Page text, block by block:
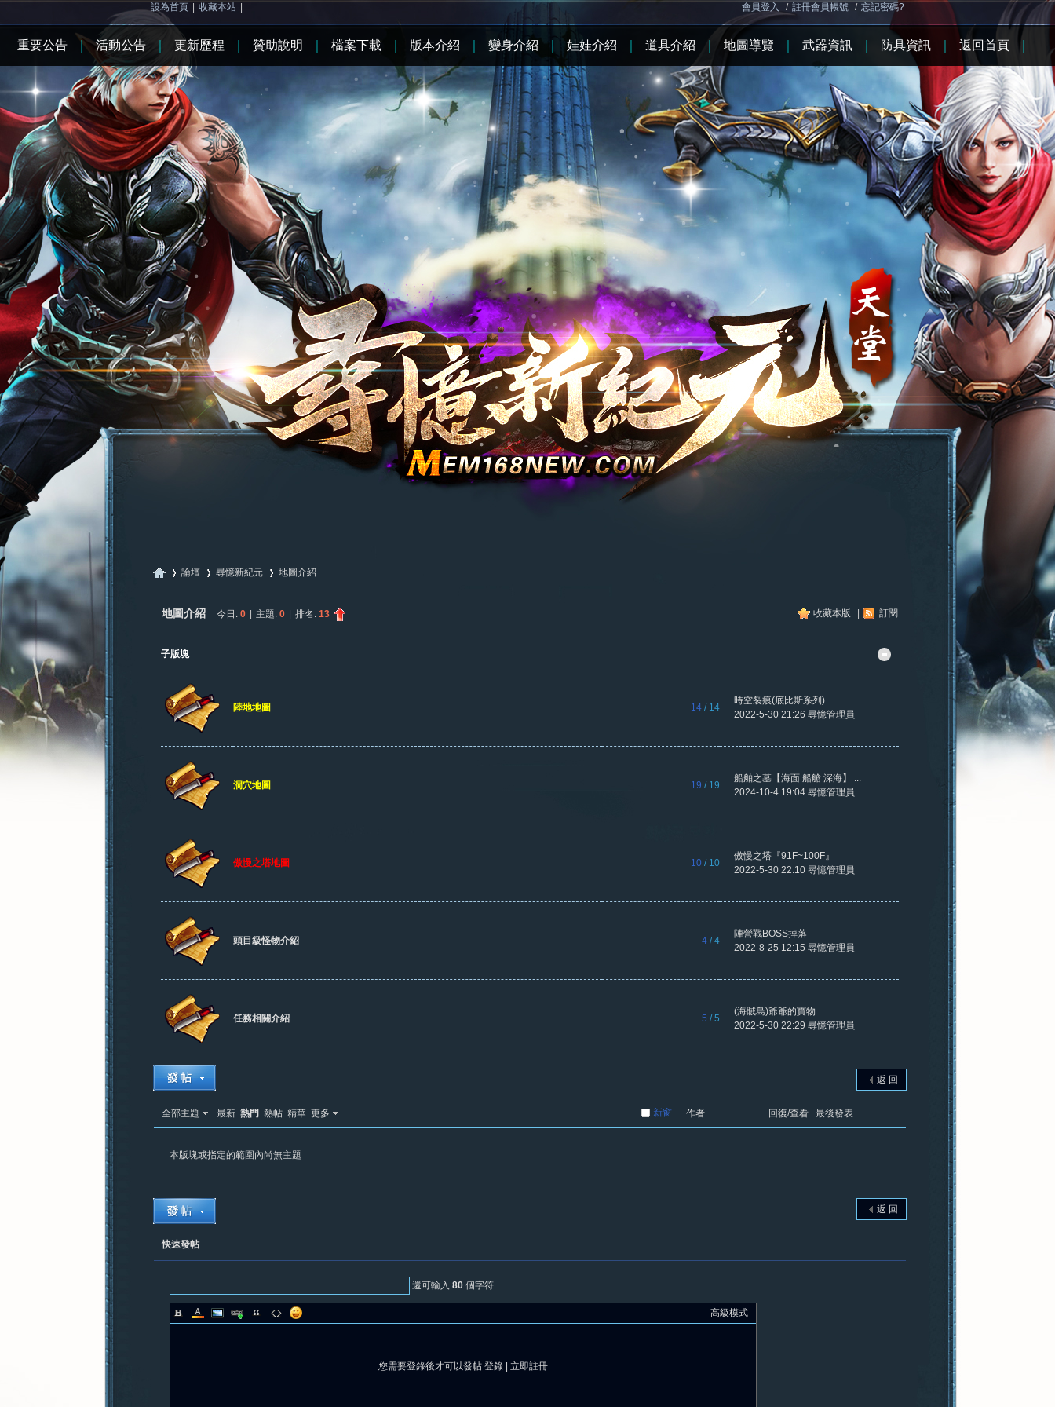
設為首頁 收藏本站 會員登入 / 註冊會員帳號 / 忘記密碼?
紀
論壇 尋憶新紀元 地圖介紹
收藏本版 訂閱
地圖介紹 今日: 0 主題: 0 排名: 13
子版塊
陸地地圖 14/ 14
時空裂痕(底比斯系列)
2022-5-30 21:26 尋憶管理員
洞穴地圖 19 / 19
船舶之墓【海面 船艙 深海】 ...
2024-10-4 19:04 尋憶管理員
傲慢之塔地圖 10/ 10
傲慢之塔『91F~100F』
2022-5-30 22:10 尋憶管理員
頭目級怪物介紹 4/ 4
陣營戰BOSS掉落
2022-8-25 12:15 尋憶管理員
任務相關介紹 5 / 5
(海賊島)爺爺的寶物
2022-5-30 22:29 尋憶管理員
返 回
新窗
全部主題 最新 熱門 熱帖 精華 更多 作者 回復/查看 最後發表
本版塊或指定的範圍內尚無主題
返 回
快速發帖
還可輸入 80個字符
高級模式
您需要登錄後才可以發帖 登錄| 立即註冊